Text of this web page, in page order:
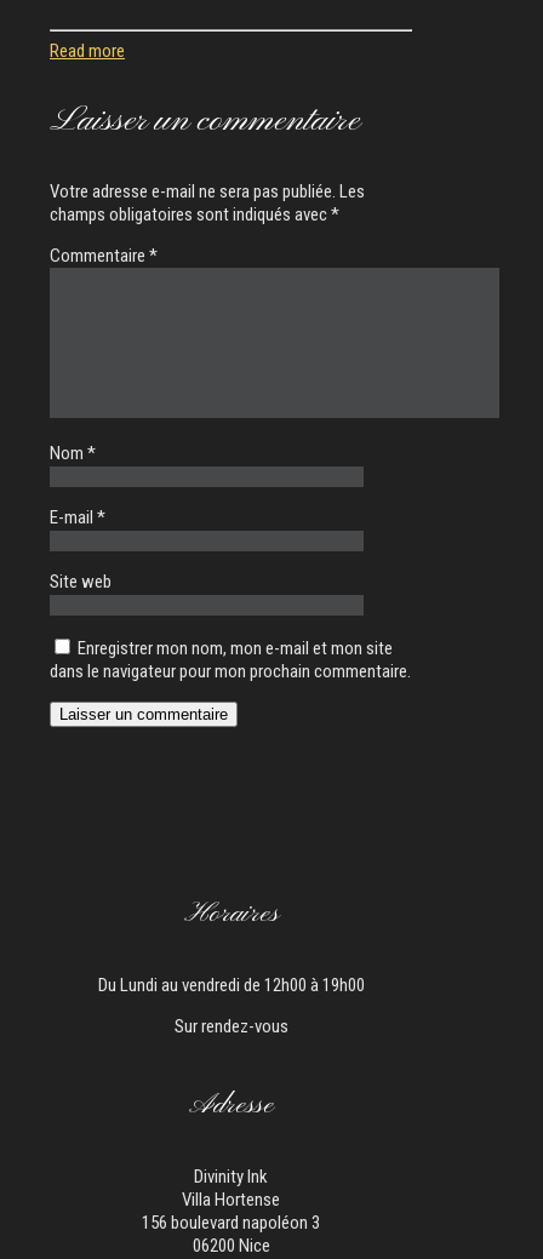
Read more
Laisser un commentaire
Votre adresse e-mail ne sera pas publiée. Les
champs obligatoires sont indiqués avec*
Commentaire *
Nom *
E-mail *
Site web
Enregistrer mon nom, mon e-mail et mon site
dans le navigateur pour mon prochain commentaire.
Horaires
Du Lundi au vendredi de 12h00 à 19h00
Sur rendez-vous
Adresse
Divinity Ink
Villa Hortense
156 boulevard napoléon 3
06200 Nice